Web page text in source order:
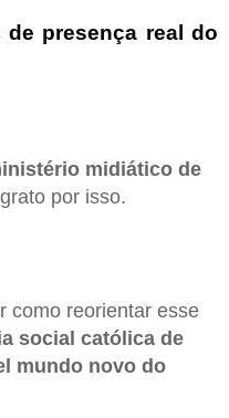
de presença real do
midiático de
por isso.
como reorientar esse
social católica de
mundo novo do